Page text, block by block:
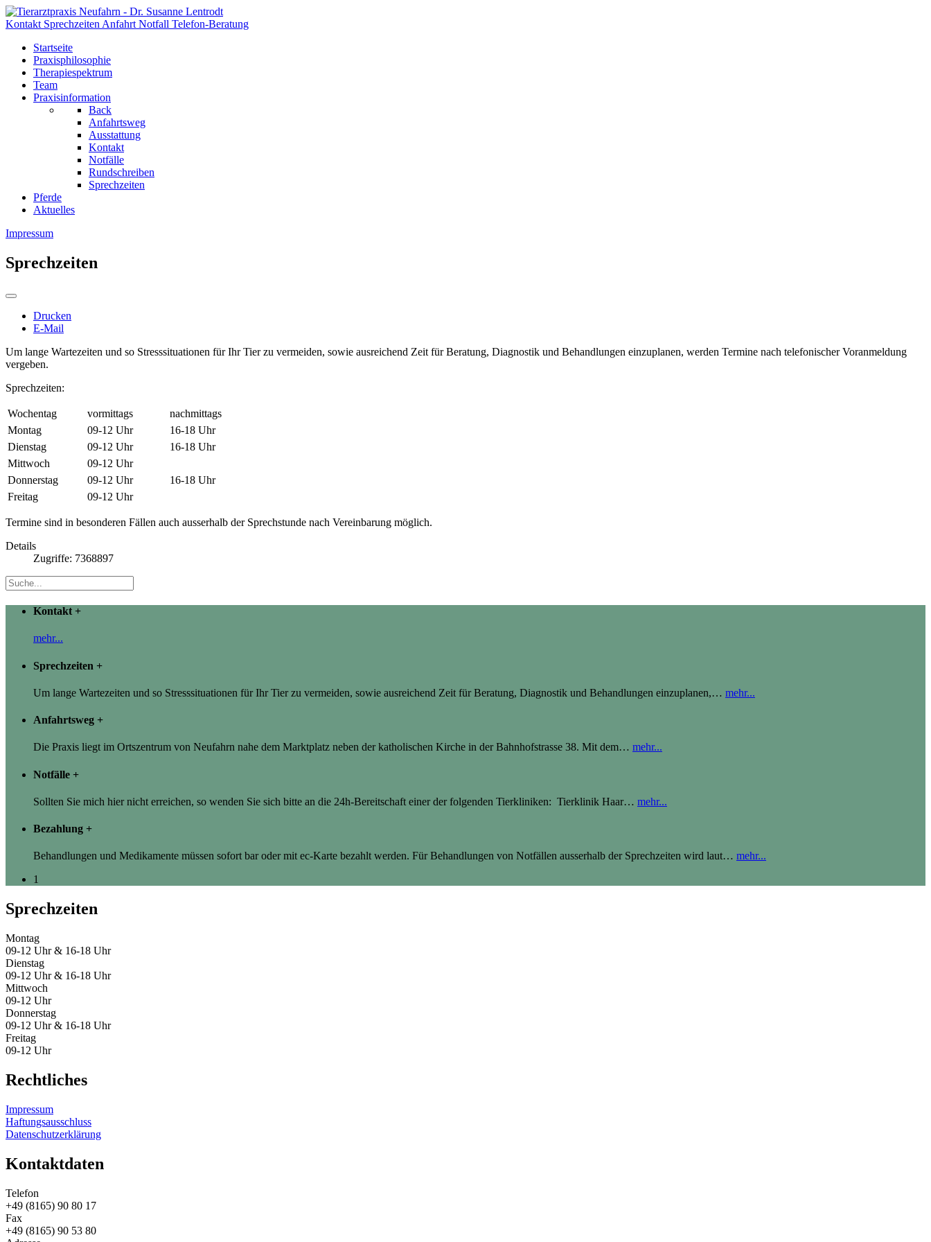
Kontakt Sprechzeiten Anfahrt Notfall Telefon-Beratung
Startseite
Praxisphilosophie
Therapiespektrum
Team
Praxisinformation
Back
Anfahrtsweg
Ausstattung
Kontakt
Notfälle
Rundschreiben
Sprechzeiten
Pferde
Aktuelles
Impressum
Sprechzeiten
Drucken
E-Mail
Um lange Wartezeiten und so Stresssituationen für Ihr Tier zu vermeiden, sowie ausreichend Zeit für Beratung, Diagnostik und Behandlungen einzuplanen, werden Termine nach telefonischer Voranmeldung
vergeben.
Sprechzeiten:
Wochentag vormittags
nachmittags
Montag
09-12 Uhr
16-18 Uhr
Dienstag
09-12 Uhr
16-18 Uhr
Mittwoch
09-12 Uhr
Donnerstag
09-12 Uhr
16-18 Uhr
Freitag
09-12 Uhr
Termine sind in besonderen Fällen auch ausserhalb der Sprechstunde nach Vereinbarung möglich.
Details
Zugriffe: 7368897
Kontakt +
mehr...
Sprechzeiten +
Um lange Wartezeiten und so Stresssituationen für Ihr Tier zu vermeiden, sowie ausreichend Zeit für Beratung, Diagnostik und Behandlungen einzuplanen,… mehr...
Anfahrtsweg +
Die Praxis liegt im Ortszentrum von Neufahrn nahe dem Marktplatz neben der katholischen Kirche in der Bahnhofstrasse 38. Mit dem… mehr...
Notfälle +
Sollten Sie mich hier nicht erreichen, so wenden Sie sich bitte an die 24h-Bereitschaft einer der folgenden Tierkliniken: Tierklinik Haar… mehr...
Bezahlung +
Behandlungen und Medikamente müssen sofort bar oder mit ec-Karte bezahlt werden. Für Behandlungen von Notfällen ausserhalb der Sprechzeiten wird laut… mehr...
1
Sprechzeiten
Montag
09-12 Uhr & 16-18 Uhr
Dienstag
09-12 Uhr & 16-18 Uhr
Mittwoch
09-12 Uhr
Donnerstag
09-12 Uhr & 16-18 Uhr
Freitag
09-12 Uhr
Rechtliches
Impressum
Haftungsausschluss
Datenschutzerklärung
Kontaktdaten
Telefon
+49 (8165) 90 80 17
Fax
+49 (8165) 90 53 80